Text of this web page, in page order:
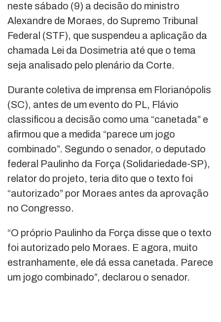
neste sábado (9) a decisão do ministro
Alexandre de Moraes, do Supremo Tribunal
Federal (STF), que suspendeu a aplicação da
chamada Lei da Dosimetria até que o tema
seja analisado pelo plenário da Corte.
Durante coletiva de imprensa em Florianópolis
(SC), antes de um evento do PL, Flávio
classificou a decisão como uma “canetada” e
afirmou que a medida “parece um jogo
combinado”. Segundo o senador, o deputado
federal Paulinho da Força (Solidariedade-SP),
relator do projeto, teria dito que o texto foi
“autorizado” por Moraes antes da aprovação
no Congresso.
“O próprio Paulinho da Força disse que o texto
foi autorizado pelo Moraes. E agora, muito
estranhamente, ele dá essa canetada. Parece
um jogo combinado”, declarou o senador.